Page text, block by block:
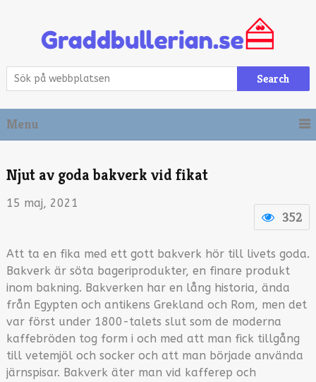
Search
Menu
Njut av goda bakverk vid fikat
352
15 maj, 2021
Att ta en fika med ett gott bakverk hör till livets goda.
Bakverk är söta bageriprodukter, en finare produkt
inom bakning. Bakverken har en lång historia, ända
från Egypten och antikens Grekland och Rom, men det
var först under 1800-talets slut som de moderna
kaffebröden tog form i och med att man fick tillgång
till vetemjöl och socker och att man började använda
järnspisar. Bakverk äter man vid kafferep och